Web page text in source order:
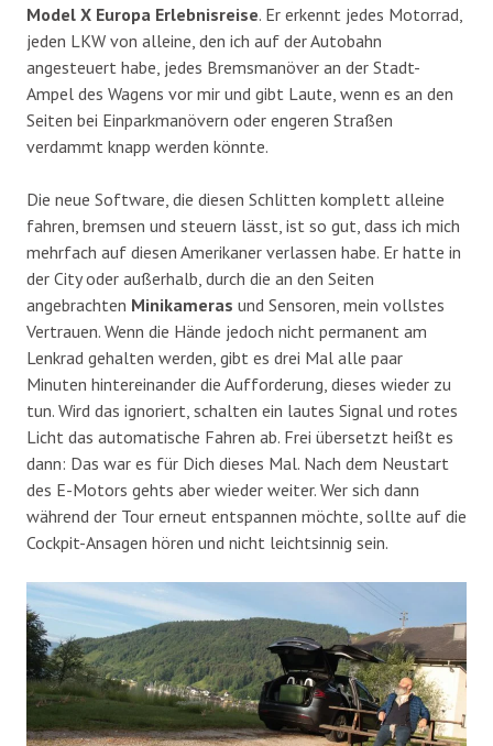
Model X Europa Erlebnisreise. Er erkennt jedes Motorrad,
jeden LKW von alleine, den ich auf der Autobahn
angesteuert habe, jedes Bremsmanöver an der Stadt-
Ampel des Wagens vor mir und gibt Laute, wenn es an den
Seiten bei Einparkmanövern oder engeren Straßen
verdammt knapp werden könnte.
Die neue Software, die diesen Schlitten komplett alleine
fahren, bremsen und steuern lässt, ist so gut, dass ich mich
mehrfach auf diesen Amerikaner verlassen habe. Er hatte in
der City oder außerhalb, durch die an den Seiten
angebrachten Minikameras und Sensoren, mein vollstes
Vertrauen. Wenn die Hände jedoch nicht permanent am
Lenkrad gehalten werden, gibt es drei Mal alle paar
Minuten hintereinander die Aufforderung, dieses wieder zu
tun. Wird das ignoriert, schalten ein lautes Signal und rotes
Licht das automatische Fahren ab. Frei übersetzt heißt es
dann: Das war es für Dich dieses Mal. Nach dem Neustart
des E-Motors gehts aber wieder weiter. Wer sich dann
während der Tour erneut entspannen möchte, sollte auf die
Cockpit-Ansagen hören und nicht leichtsinnig sein.